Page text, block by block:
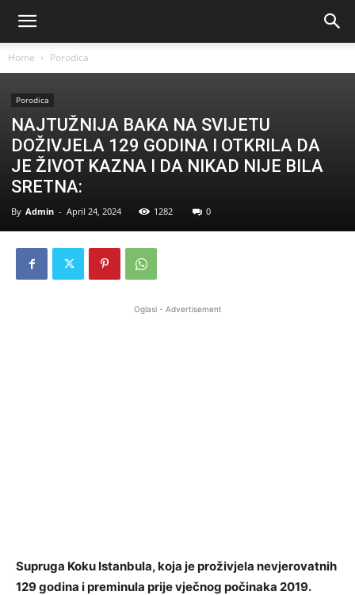
Home Porodica
Porodica
NAJTUŽNIJA BAKA NA SVIJETU
DOŽIVJELA 129 GODINA I OTKRILA DA
JE ŽIVOT KAZNA I DA NIKAD NIJE BILA
SRETNA:
By Admin - April 24, 2024 1282 0
Oglasi - Advertisement
Supruga Koku Istanbula, koja je proživjela nevjerovatnih
129 godina i preminula prije vječnog počinaka 2019.